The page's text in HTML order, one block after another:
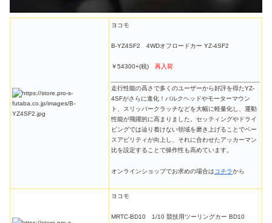
ヨコモ
B-YZ4SF2 4WDオフロードカー YZ-4SF2
￥54300+(税) 再入荷
走行性能の高さで多くのユーザーから好評を得たYZ-
4SFがさらに進化！バルクヘッドやモーターマウン
ト、スリッパークラッチなどを大幅に軽量化し、運動
性能が飛躍的に高まりました。セッティングやドライ
ビングでは辿り着けない領域を磨き上げることでベー
スアビリティが向上し、それに合わせたアッカーマン
比を設定することで操作性も高めています。
オンラインショップでお求めの場合はコチラから
ヨコモ
MRTC-BD10 1/10 競技用ツーリングカー BD10